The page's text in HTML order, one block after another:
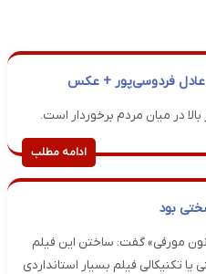
فردوسی‌پور + عکس
در میان مردم برخوردار است.
ادامه مطلب
بود
مورفی» گفت: ساختن این فیلم
یا تکنیکالی فیلم بسیار استانداردی